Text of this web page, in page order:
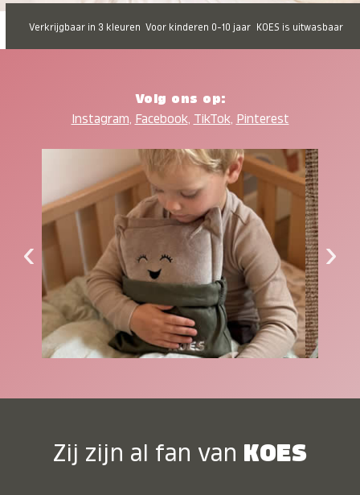
Verkrijgbaar in 3 kleuren Voor kinderen 0-10 jaar KOES is uitwasbaar
Volg ons op:
Instagram, Facebook, TikTok, Pinterest
‹ ›
Zij zijn al fan van KOES